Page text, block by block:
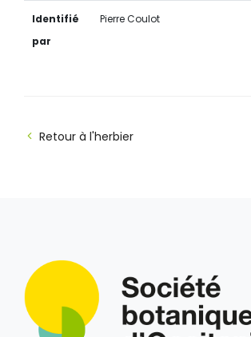
Identifié
par
Pierre Coulot
Retour à l'herbier